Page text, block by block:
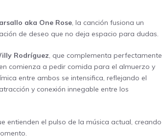
aka One Rose, la canción fusiona un
de deseo que no deja espacio para dudas.
Rodríguez, que complementa perfectamente
comienza a pedir comida para el almuerzo y
entre ambos se intensifica, reflejando el
y conexión innegable entre los
entienden el pulso de la música actual, creando